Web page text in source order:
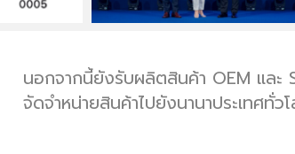
นอกจากนี้ยังรับผลิตสินค้า OEM และ
จัดจำหน่ายสินค้าไปยังนานาประเทศทั่ว